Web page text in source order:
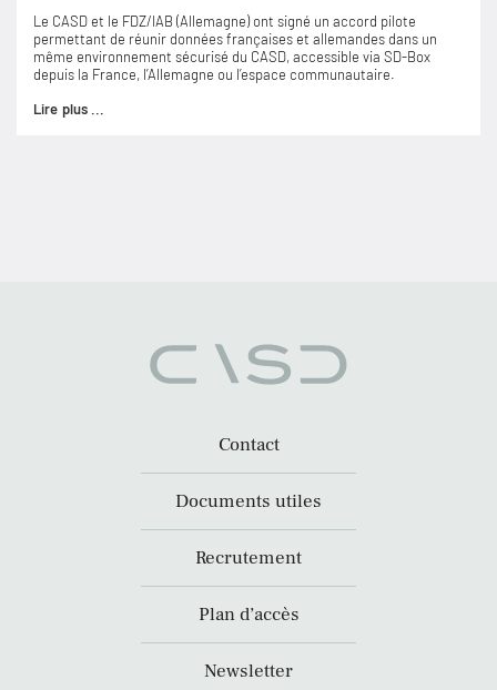
Le CASD et le FDZ/IAB (Allemagne) ont signé un accord pilote
permettant de réunir données françaises et allemandes dans un
même environnement sécurisé du CASD, accessible via SD-Box
depuis la France, l’Allemagne ou l’espace communautaire.
Lire plus ...
Contact
Documents utiles
Recrutement
Plan d’accès
Newsletter